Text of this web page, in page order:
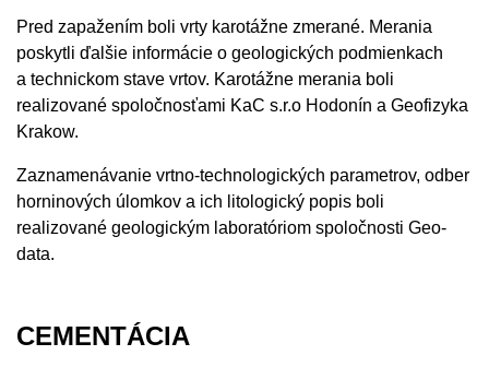
Pred zapažením boli vrty karotážne zmerané. Merania
poskytli ďalšie informácie o geologických podmienkach
a technickom stave vrtov. Karotážne merania boli
realizované spoločnosťami KaC s.r.o Hodonín a Geofizyka
Krakow.
Zaznamenávanie vrtno-technologických parametrov, odber
horninových úlomkov a ich litologický popis boli
realizované geologickým laboratóriom spoločnosti Geo-
data.
CEMENTÁCIA